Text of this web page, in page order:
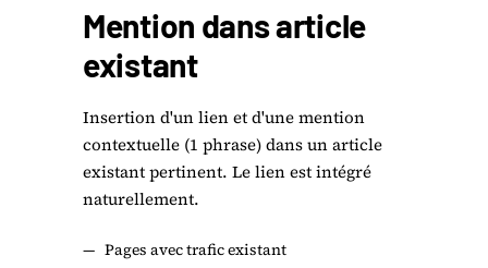
Mention dans article
existant
Insertion d'un lien et d'une mention
contextuelle (1 phrase) dans un article
existant pertinent. Le lien est intégré
naturellement.
— Pages avec trafic existant